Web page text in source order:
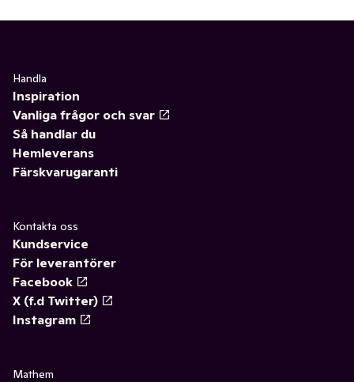
Handla
Inspiration
Vanliga frågor och svar
Så handlar du
Hemleverans
Färskvarugaranti
Kontakta oss
Kundservice
För leverantörer
Facebook
X (f.d Twitter)
Instagram
Mathem